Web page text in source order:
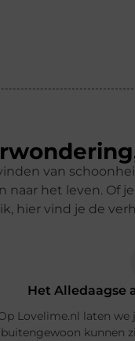
van
het leven. Of
hier vind je de
Het Alledaagse
Lovelime.nl laten
buitengewoon kunnen